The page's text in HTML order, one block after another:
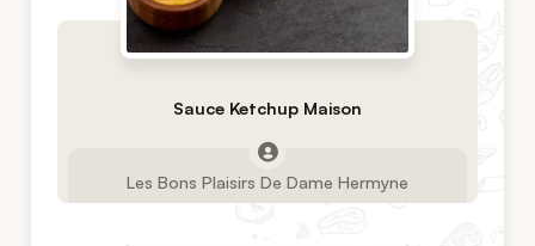
Sauce Ketchup Maison
Les Bons Plaisirs De Dame Hermyne